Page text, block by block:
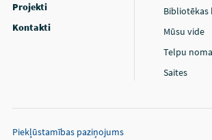
Projekti
Kontakti
Bibliotēkas
Mūsu vide
Telpu noma
Saites
Piekļūstamības paziņojums